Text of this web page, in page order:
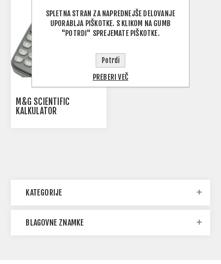
M&G SCIENTIFIC
KALKULATOR
KATEGORIJE
BLAGOVNE ZNAMKE
SPLETNA STRAN ZA NAPREDNEJŠE DELOVANJE
UPORABLJA PIŠKOTKE. S KLIKOM NA GUMB
"POTRDI" SPREJEMATE PIŠKOTKE.
Potrdi
PREBERI VEČ